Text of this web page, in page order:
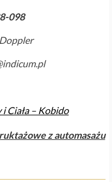
098
Ciała – Kobido
z automasażu